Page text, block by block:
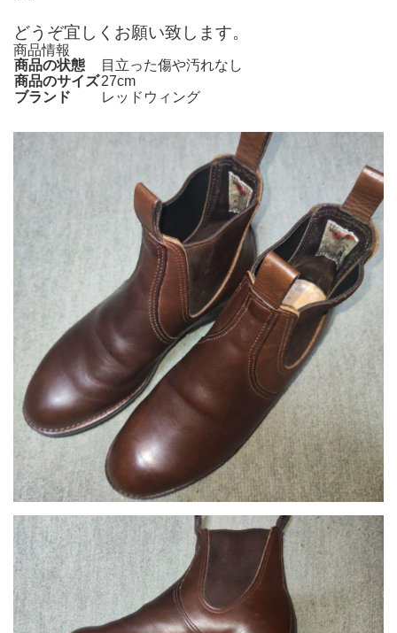
どうぞ宜しくお願い致します。
商品情報
商品の状態
目立った傷や汚れなし
商品のサイズ27cm
ブランド
レッドウィング